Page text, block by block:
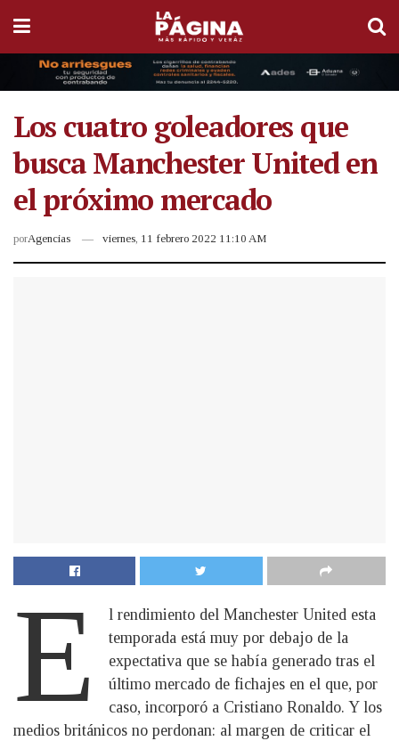
Los cuatro goleadores que
busca Manchester United en
el próximo mercado
porAgencias viernes, 11 febrero 2022 11:10 AM
E
l rendimiento del Manchester United esta
temporada está muy por debajo de la
expectativa que se había generado tras el
último mercado de fichajes en el que, por
caso, incorporó a Cristiano Ronaldo. Y los
medios británicos no perdonan: al margen de criticar el